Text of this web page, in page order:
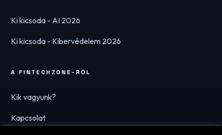
Ki kicsoda - AI 2026
Ki kicsoda - Kibervédelem 2026
A FINTECHZONE-RÓL
Kik vagyunk?
Kapcsolat